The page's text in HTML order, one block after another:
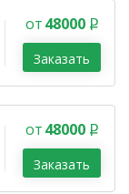
от48000
Заказать
от48000
Заказать